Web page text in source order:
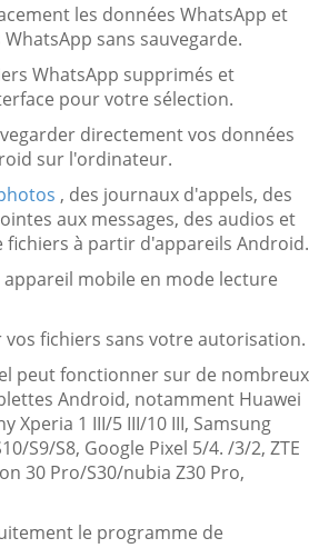
les données WhatsApp et
sans sauvegarde.
WhatsApp supprimés et
pour votre sélection.
directement vos données
sur l'ordinateur.
, des journaux d'appels, des
aux messages, des audios et
fichiers à partir d'appareils Android.
appareil mobile en mode lecture
vos fichiers sans votre autorisation.
peut fonctionner sur de nombreux
Android, notamment Huawei
Xperia 1 III/5 III/10 III, Samsung
S9/S8, Google Pixel 5/4. /3/2, ZTE
30 Pro/S30/nubia Z30 Pro,
le programme de